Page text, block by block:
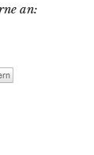
an: